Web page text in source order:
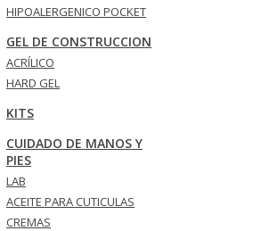
HIPOALERGENICO POCKET
GEL DE CONSTRUCCION
ACRÍLICO
HARD GEL
KITS
CUIDADO DE MANOS Y
PIES
LAB
ACEITE PARA CUTICULAS
CREMAS